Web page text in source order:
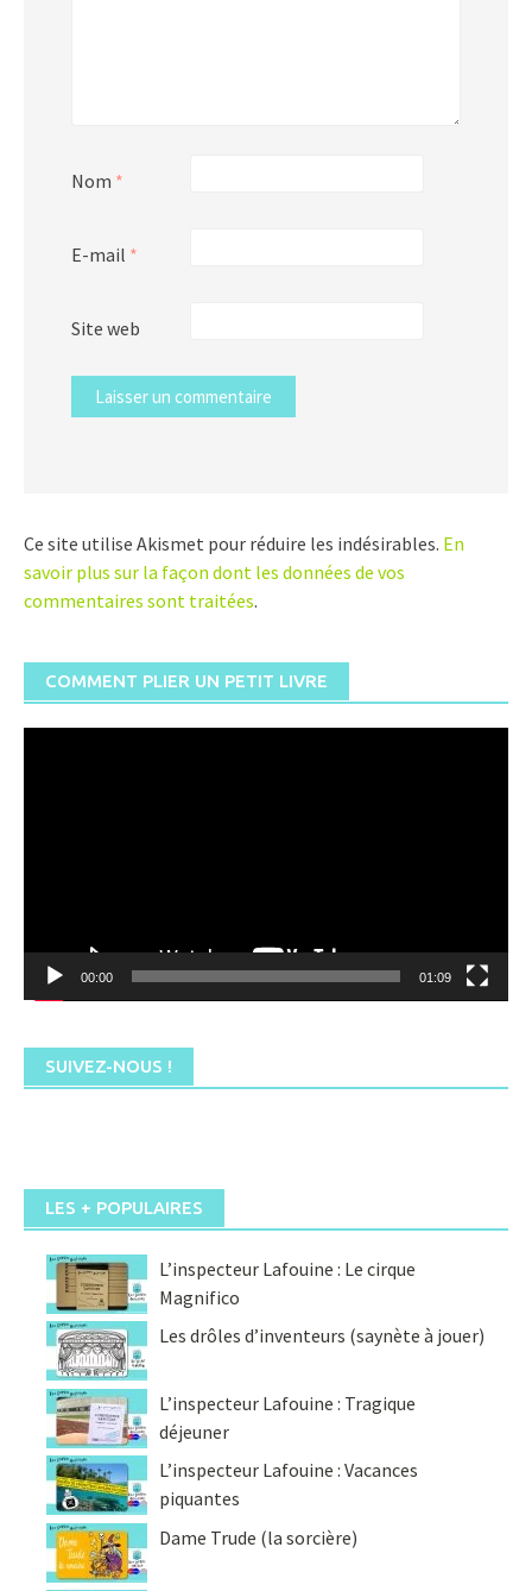
Nom *
E-mail *
Site web
Ce site utilise Akismet pour réduire les indésirables. En
savoir plus sur la façon dont les données de vos
commentaires sont traitées.
COMMENT PLIER UN PETIT LIVRE
00:00 01:09
SUIVEZ-NOUS !
LES + POPULAIRES
L’inspecteur Lafouine : Le cirque
Magnifico
Les drôles d’inventeurs (saynète à jouer)
L’inspecteur Lafouine : Tragique
déjeuner
L’inspecteur Lafouine : Vacances
piquantes
Dame Trude (la sorcière)